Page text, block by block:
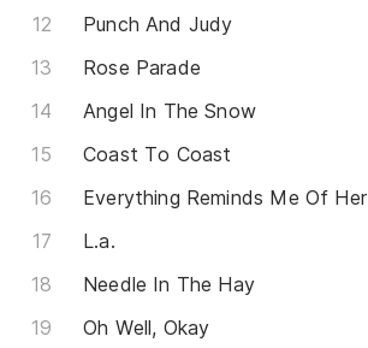
Punch And Judy
Rose Parade
Angel In The Snow
Coast To Coast
Everything Reminds Me Of Her
L.a.
Needle In The Hay
Oh Well, Okay